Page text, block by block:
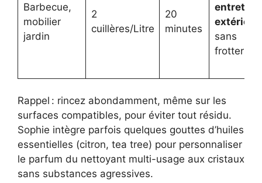
Barbecue,
mobilier
jardin
2
cuillères/Litre
20
minutes
entretien
extérieur
sans
frotter
Rappel : rincez abondamment, même sur les
surfaces compatibles, pour éviter tout résidu.
Sophie intègre parfois quelques gouttes d’huiles
essentielles (citron, tea tree) pour personnaliser
le parfum du nettoyant multi-usage aux cristaux
sans substances agressives.